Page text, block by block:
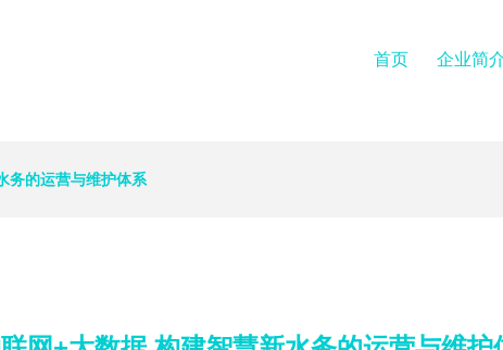
首页 企业简
务的运营与维护体系